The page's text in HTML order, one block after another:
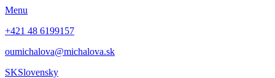
Menu
+421 48 6199157
oumichalova@michalova.sk
SKSlovensky